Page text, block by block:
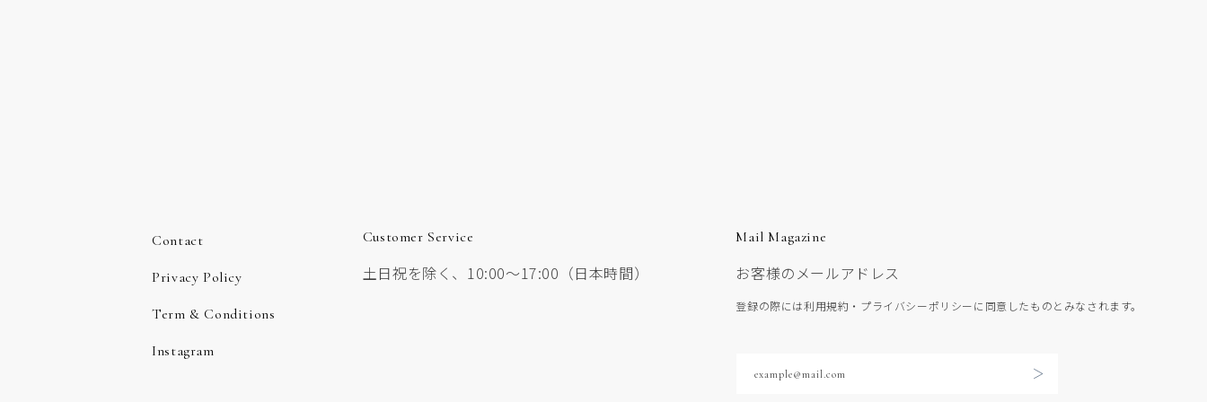
Contact
Privacy Policy
Term & Conditions
Instagram
Customer Service
土日祝を除く、10:00〜17:00（日本時間）
Mail Magazine
お客様のメールアドレス
登録の際には利用規約・プライバシーポリシーに同意したものとみなされます。
example@mail.com